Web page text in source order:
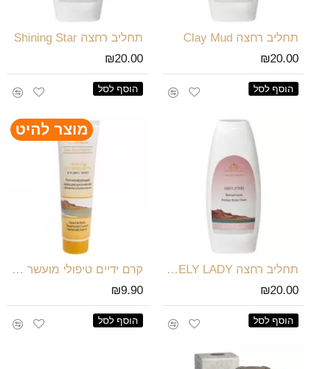
תחליב רחצה Clay Mud
₪20.00
הוסף לסל
תחליב רחצה Shining Star
₪20.00
הוסף לסל
תחליב רחצה LOVELY LADY
₪20.00
הוסף לסל
מוצר להיט
קרם ידיים טיפולי מועשר בשמן ארגן
₪9.90
הוסף לסל